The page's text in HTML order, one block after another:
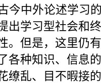
今中外论述学习
出学习型社会和
。但是，这里仍
各种知识、信息
缭乱、目不暇接